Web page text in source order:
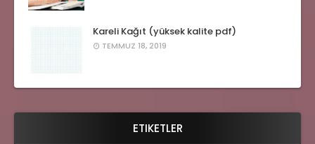
Kareli Kağıt (yüksek kalite pdf)
TEMMUZ 18, 2019
ETIKETLER